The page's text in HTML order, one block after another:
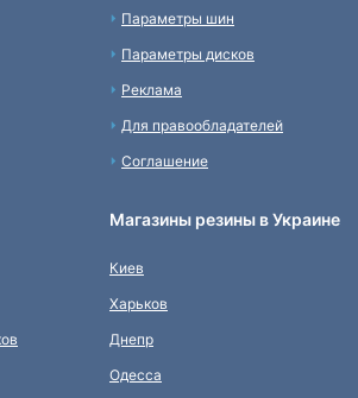
Параметры шин
Параметры дисков
Реклама
Для правообладателей
Соглашение
Магазины резины в Украине
Киев
Харьков
Днепр
Одесса